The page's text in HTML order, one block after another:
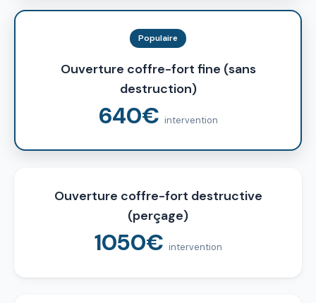
Populaire
Ouverture coffre-fort fine (sans
destruction)
640€ intervention
Ouverture coffre-fort destructive
(perçage)
1050€ intervention